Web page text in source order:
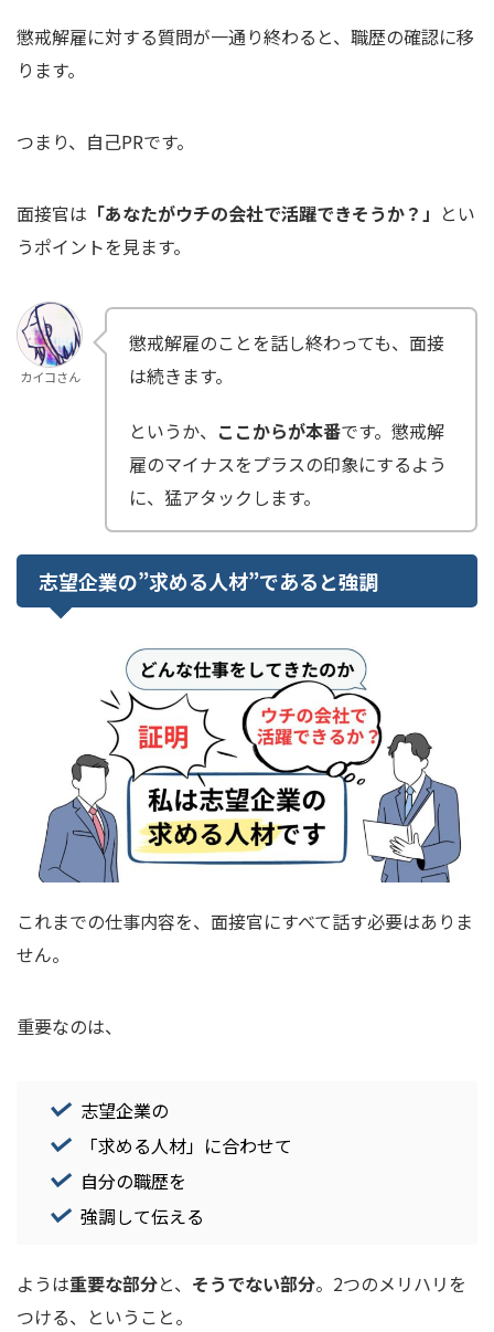
懲戒解雇に対する質問が一通り終わると、職歴の確認に移
ります。
つまり、自己PRです。
面接官は 「あなたがウチの会社で活躍できそうか？」 とい
うポイントを見ます。
カイコさん
懲戒解雇のことを話し終わっても、面接
は続きます。
というか、 ここからが本番です。懲戒解
雇のマイナスをプラスの印象にするよう
に、猛アタックします。
志望企業の”求める人材”であると強調
これまでの仕事内容を、面接官にすべて話す必要はありま
せん。
重要なのは、
志望企業の
「求める人材」に合わせて
自分の職歴を
強調して伝える
ようは重要な部分と、 そうでない部分。2つのメリハリを
つける、ということ。